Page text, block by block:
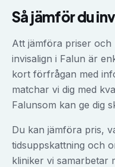
Så jämför du
Att jämföra priser och
invisalign i Falun är
kort förfrågan med
matchar vi dig med
Falunsom kan ge dig
Du kan jämföra pris,
tidsuppskattning och
kliniker vi samarbetar